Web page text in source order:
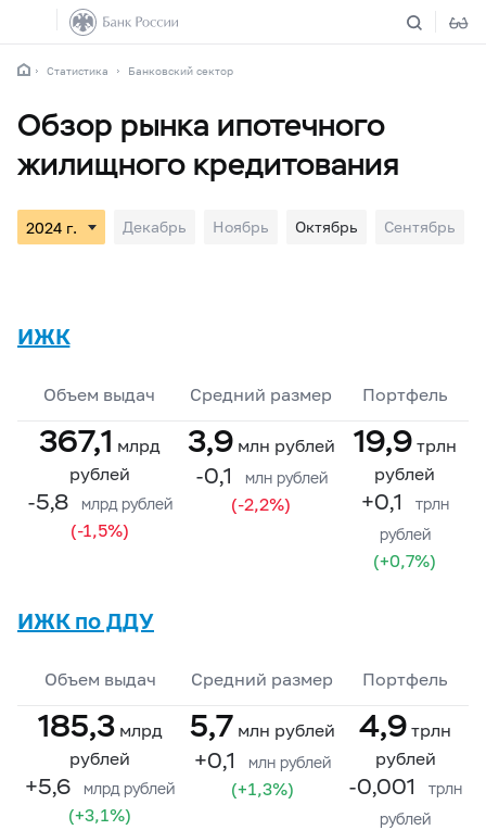
Статистика Банковский сектор
Обзор рынка ипотечного
жилищного кредитования
Декабрь Ноябрь Октябрь Сентябрь
ИЖК
Объем выдач Средний размер Портфель
367,1 млрд
рублей
-5,8 млрд рублей
(-1,5%)
3,9млн рублей
-0,1 млн рублей
(-2,2%)
19,9трлн
рублей
+0,1
трлн
рублей
(+0,7%)
ИЖК по ДДУ
Объем выдач Средний размер Портфель
185,3млрд
рублей
+5,6 млрд рублей
(+3,1%)
5,7 млн рублей
+0,1 млн рублей
(+1,3%)
4,9 трлн
рублей
-0,001
трлн
рублей